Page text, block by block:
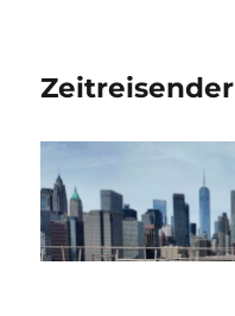
Zeitreisender